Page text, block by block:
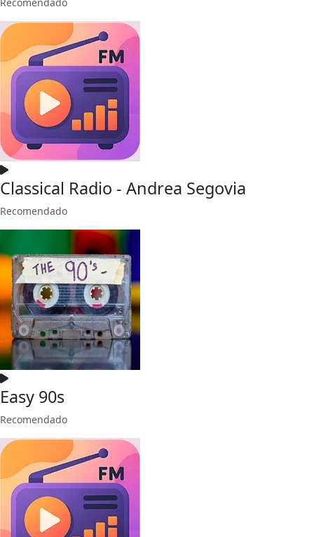
Classical Radio - Andrea Segovia
Recomendado
Easy 90s
Recomendado